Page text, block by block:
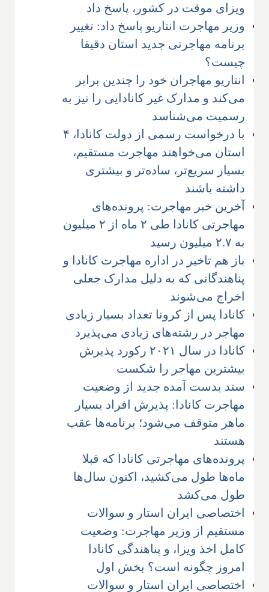
ویزای موقت در کشور، پاسخ داد
وزیر مهاجرت انتاریو پاسخ داد: تغییر
برنامه مهاجرتی جدید استان دقیقا
چیست؟
انتاریو مهاجران خود را چندین برابر
می‌کند و مدارک غیر کانادایی را نیز به
رسمیت می‌شناسد
با درخواست رسمی از دولت کانادا، ۴
استان می‌خواهند مهاجرت مستقیم،
بسیار سریع‌تر، ساده‌تر و بیشتری
داشته باشند
آخرین خبر مهاجرت: پرونده‌های
مهاجرتی کانادا طی ۲ ماه از ۲ میلیون
به ۲.۷ میلیون رسید
باز هم تاخیر در اداره مهاجرت کانادا و
پناهندگانی که به دلیل مدارک جعلی
اخراج می‌شوند
کانادا پس از کرونا تعداد بسیار زیادی
مهاجر در رشته‌های زیادی می‌پذیرد
کانادا در سال ۲۰۲۱ رکورد پذیرش
بیشترین مهاجر را شکست
سند بدست آمده جدید از وضعیت
مهاجرت کانادا: پذیرش افراد بسیار
ماهر متوقف می‌شود؛ برنامه‌ها عقب
هستند
پرونده‌های مهاجرتی کانادا که قبلا
ماه‌ها طول می‌کشید، اکنون سال‌ها
طول می‌کشد
اختصاصی ایران استار و سوالات
مستقیم از وزیر مهاجرت: وضعیت
کامل اخذ ویزا، و پناهندگی کانادا
امروز چگونه است؟ بخش اول
اختصاصی ایران استار و سوالات